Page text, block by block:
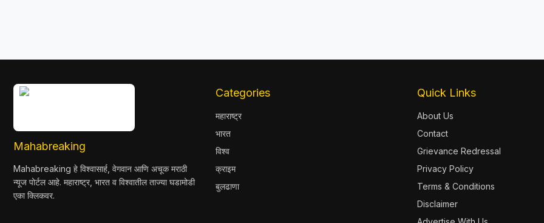
Mahabreaking
Mahabreaking हे विश्वासार्ह, वेगवान आणि अचूक मराठी
न्यूज पोर्टल आहे. महाराष्ट्र, भारत व विश्वातील ताज्या घडामोडी
एका क्लिकवर.
Categories
महाराष्ट्र
भारत
विश्व
क्राइम
बुलढाणा
Quick Links
About Us
Contact
Grievance Redressal
Privacy Policy
Terms & Conditions
Disclaimer